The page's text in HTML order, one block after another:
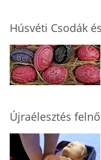
Húsvéti Csodák
Újraélesztés